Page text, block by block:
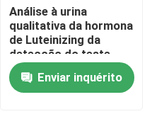
Análise à urina
qualitativa da hormona
de Luteinizing da
detecção do teste
rápido da ovulação do
LH do Midstream
Enviar inquérito